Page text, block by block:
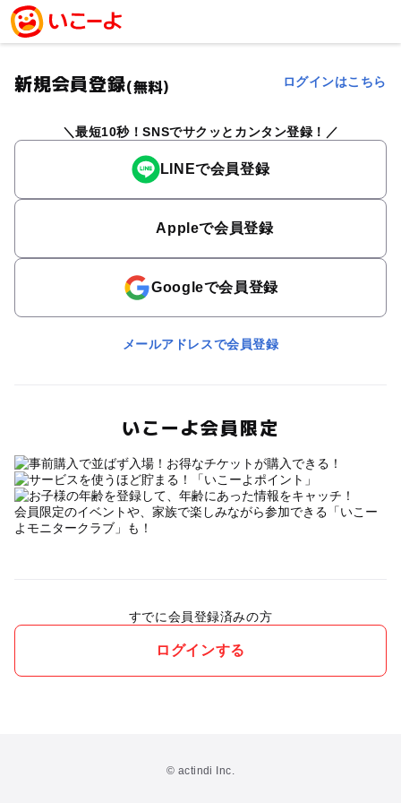
新規会員登録(無料) ログインはこちら
最短10秒！SNSでサクッとカンタン登録！
LINEで会員登録
Appleで会員登録
Googleで会員登録
メールアドレスで会員登録
いこーよ会員限定
会員限定のイベントや、家族で楽しみながら参加できる「いこー
よモニタークラブ」も！
すでに会員登録済みの方
ログインする
© actindi Inc.